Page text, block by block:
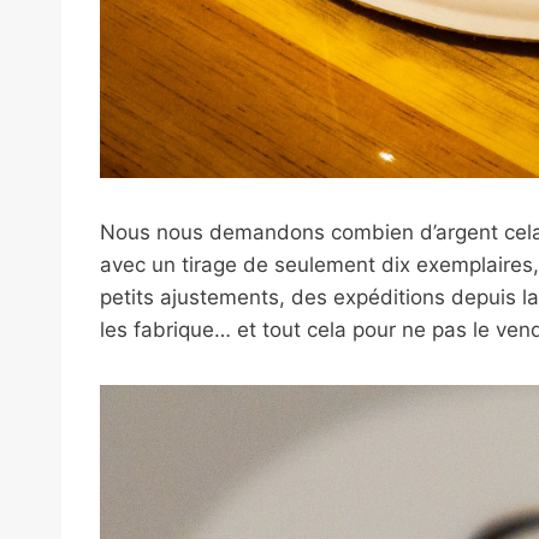
Nous nous demandons combien d’argent
avec un tirage de seulement dix
petits ajustements, des expéditions depuis
les fabrique… et tout cela pour ne pas le